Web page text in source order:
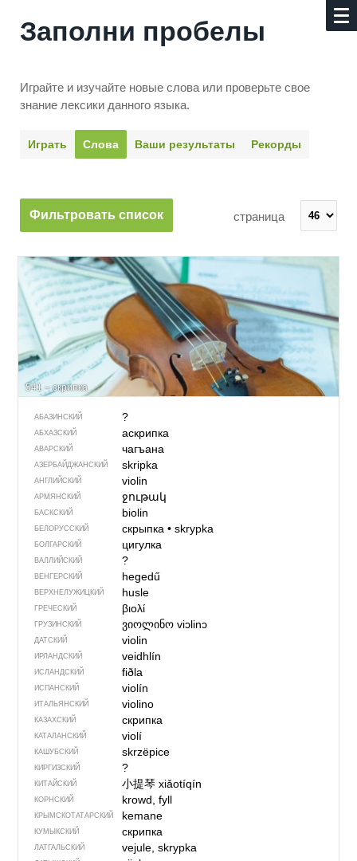
Заполни пробелы
Играйте и изучайте новые слова или про­верьте свое
знание лексики данного языка.
Играть Слова Ваши результаты Рекорды
Фильтровать список страница
541 – скрипка
АБАЗИНСКИЙ ?
АБХАЗСКИЙ аскрипка
АВАРСКИЙ чагъана
АЗЕРБАЙДЖАН­СКИЙ skripka
АНГЛИЙСКИЙ violin
АРМЯНСКИЙ ջութակ
БАСКСКИЙ biolin
БЕЛОРУССКИЙ скрыпка• skrypka
БОЛГАРСКИЙ цигулка
ВАЛЛИЙСКИЙ ?
ВЕНГЕРСКИЙ hegedű
ВЕРХНЕЛУЖИЦКИЙ husle
ГРЕЧЕСКИЙ βιολί
ГРУЗИНСКИЙ ვიოლინოviɔlinɔ
ДАТСКИЙ violin
ИРЛАНДСКИЙ veidhlín
ИСЛАНДСКИЙ fiðla
ИСПАНСКИЙ violín
ИТАЛЬЯНСКИЙ violino
КАЗАХСКИЙ скрипка
КАТАЛАНСКИЙ violí
КАШУБСКИЙ skrzëpice
КИРГИЗСКИЙ ?
КИТАЙСКИЙ 小提琴xiǎotíqín
КОРНСКИЙ krowd, fyll
КРЫМСКО­ТАТАРСКИЙ kemane
КУМЫКСКИЙ скрипка
ЛАТГАЛЬСКИЙ vejule, skrypka